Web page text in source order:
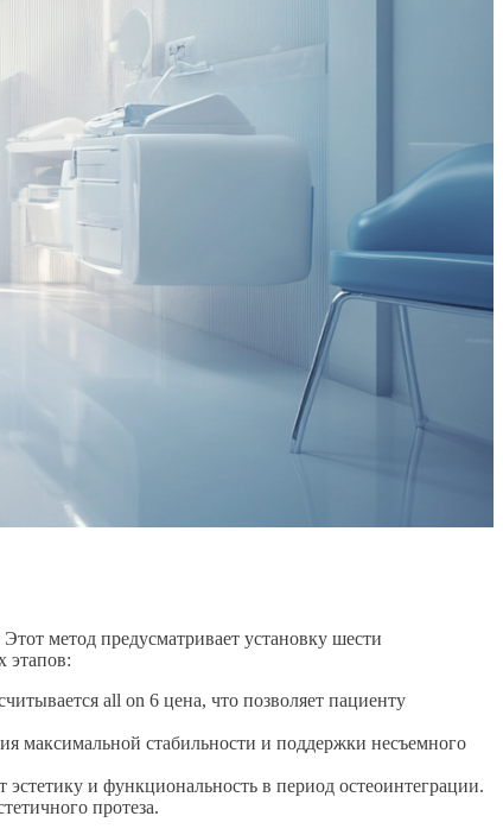
метод предусматривает установку шести
этапов:
all on 6 цена, что позволяет пациенту
максимальной стабильности и поддержки несъемного
и функциональность в период остеоинтеграции.
протеза.